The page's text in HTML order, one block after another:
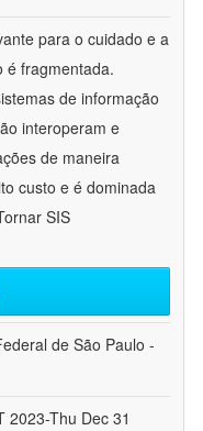
para o cuidado e a
é fragmentada.
de informação
interoperam e
de maneira
custo e é dominada
SIS
de São Paulo -
2023-Thu Dec 31